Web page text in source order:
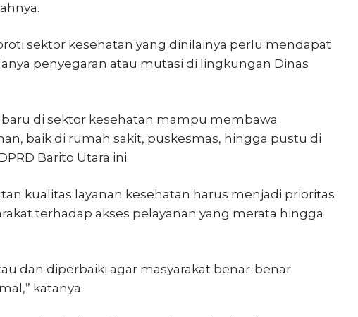
sektor kesehatan yang dinilainya perlu mendapat
penyegaran atau mutasi di lingkungan Dinas
di sektor kesehatan mampu membawa
baik di rumah sakit, puskesmas, hingga pustu di
Barito Utara ini.
kualitas layanan kesehatan harus menjadi prioritas
terhadap akses pelayanan yang merata hingga
dan diperbaiki agar masyarakat benar-benar
katanya.